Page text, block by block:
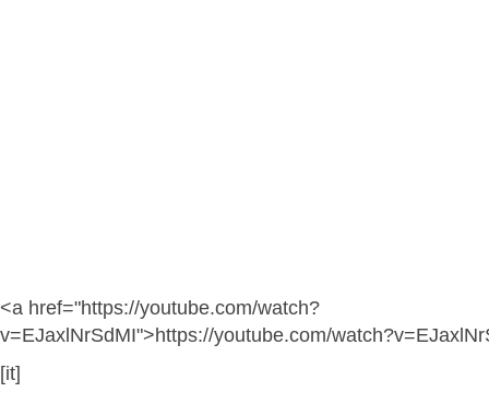
<a href="https://youtube.com/watch?
v=EJaxlNrSdMI">https://youtube.com/
[it]